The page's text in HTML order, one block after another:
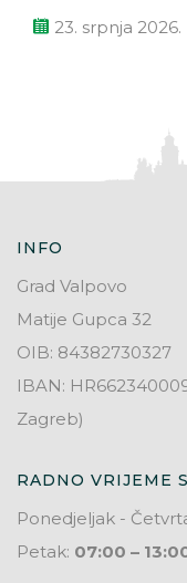
23. srpnja 2026.
INFO
Grad Valpovo
Matije Gupca 32
OIB: 84382730327
IBAN:
Zagreb)
RADNO VRIJEME
Ponedjeljak -
Petak: 07:00 –